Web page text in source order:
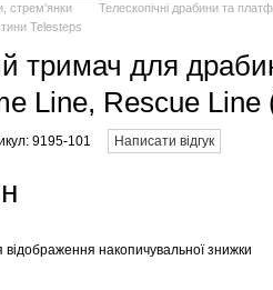
стрем'янки Телескопічні драбини та
Telesteps
тримач для
Line, Rescue
9195-101 Написати відгук
відображення накопичувальної знижки